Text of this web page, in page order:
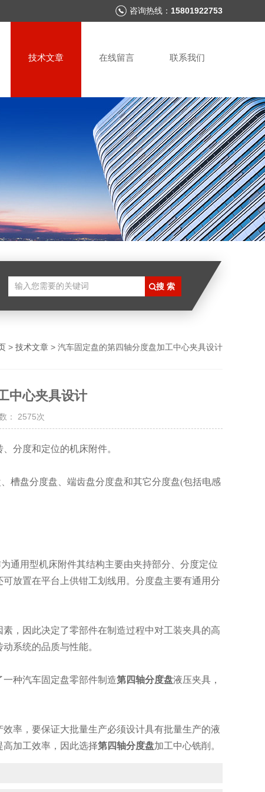
咨询热线： 15801922753
技术文章 在线留言 联系我们
> 技术文章 > 汽车固定盘的第四轴分度盘加工中心夹具设计
中心夹具设计
： 2575次
分度和定位的机床附件。
盘分度盘、端齿盘分度盘和其它分度盘(包括电感
用型机床附件其结构主要由夹持部分、分度定位
放置在平台上供钳工划线用。分度盘主要有通用分
，因此决定了零部件在制造过程中对工装夹具的高
系统的品质与性能。
种汽车固定盘零部件制造第四轴分度盘液压夹具，
率，要保证大批量生产必须设计具有批量生产的液
加工效率，因此选择第四轴分度盘加工中心铣削。